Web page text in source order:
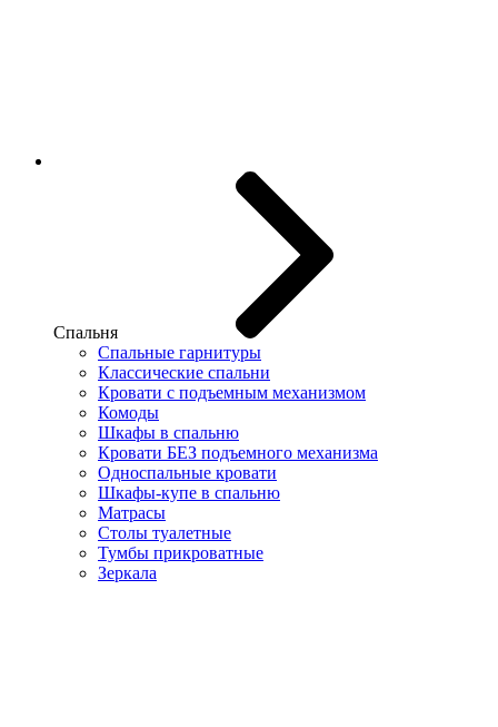
Спальня
Спальные гарнитуры
Классические спальни
Кровати с подъемным механизмом
Комоды
Шкафы в спальню
Кровати БЕЗ подъемного механизма
Односпальные кровати
Шкафы-купе в спальню
Матрасы
Столы туалетные
Тумбы прикроватные
Зеркала